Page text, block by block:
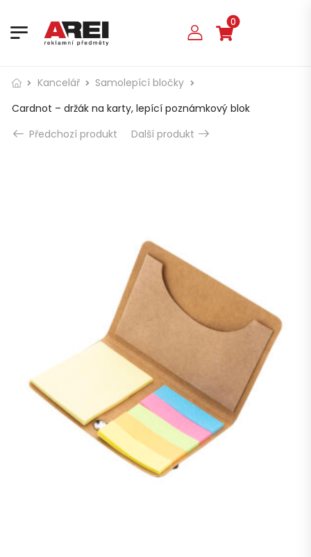
0
Kancelář
Samolepící bločky
Cardnot – držák na karty, lepící poznámkový blok
Předchozí produkt
Další produkt